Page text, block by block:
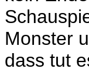
Monster
dass tut